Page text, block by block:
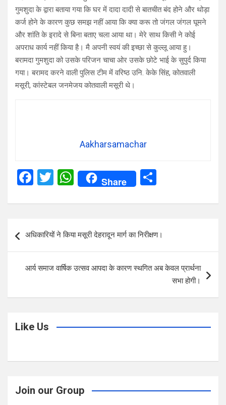
गुमशुदा के द्वारा बताया गया कि घर में दादा दादी से बातचीत बंद होने और थोड़ा
कर्ज होने के कारण कुछ समझ नहीं आया कि क्या करू तो जंगल जंगल घूमने
और शांति के इरादे से बिना बताए चला आया था। मेरे साथ किसी ने कोई
अपराध कार्य नहीं किया है। मै अपनी स्वयं की इच्छा से कुल्लू आया हु।
बरामदा गुमशुदा को उसके परिजन चाचा ओर उसके छोटे भाई के सुपुर्द किया
गया। बरामद करने वाली पुलिस टीम में वरिष्ठ उनि. केके सिंह, कोतवाली
मसूरी, कांस्टेबल जनमेजय कोतवाली मसूरी थे।
Aakharsamachar
F
ce
b
o
o
k
T
tt
er
W
h
at
A
p
p
Share
ar
navigation
अधिकारियों ने किया मसूरी देहरादून मार्ग का निरीक्षण।
आर्य समाज वार्षिक उत्सव आपदा के कारण स्थगित अब केवल प्रार्थना
सभा होगी।
Like Us
Join our Group